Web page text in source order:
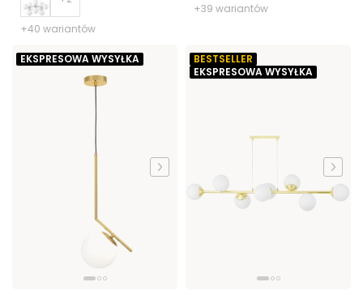
+40 wariantów
+39 wariantów
EKSPRESOWA WYSYŁKA
BESTSELLER
EKSPRESOWA WYSYŁKA